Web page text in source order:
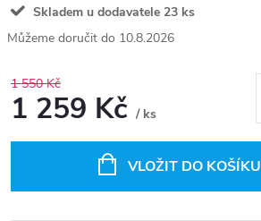
Skladem u dodavatele 23 ks
10.8.2026
1 550 Kč
1 259 Kč / ks
VLOŽIT DO KOŠÍKU